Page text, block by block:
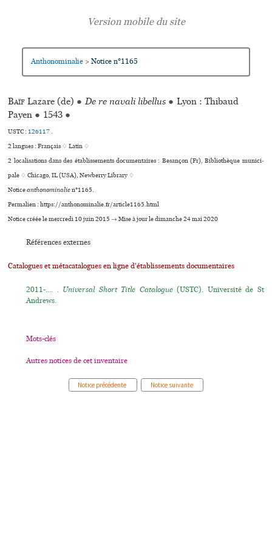
Anthonominalie > Notice n°1165
Baïf Lazare (de) ● De re navali libellus ● Lyon : Thibaud
Payen ● 1543 ●
USTC : 126117.
2 langues :Français ♢Latin ♢
2 localisations dans des établissements documentaires : Besançon (Fr), Bibliothèque muni­ci­
pale ♢ Chicago, IL (USA), Newberry Library ♢
Noticeanthonominalien°1165.
Permalien : https://anthonominalie.fr/article1165.html
Notice créée le mercredi 10 juin 2015 → Mise à jour le dimanche 24 mai 2020
Références externes
Catalogues et métacatalogues en ligne d'établissements documentaires
2011-.... . Universal Short Title Catalogue(USTC). Université de St
Andrews.
Mots-clés
Autres notices de cet inventaire
Notice précédente Notice suivante